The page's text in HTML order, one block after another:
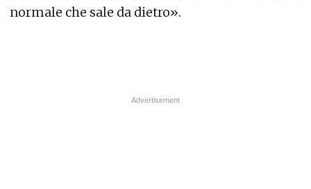
normale che sale da dietro».